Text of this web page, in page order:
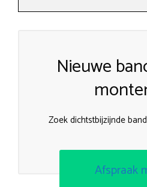
Nieuwe
Zoek dichtstbijzijnde
Afspraak